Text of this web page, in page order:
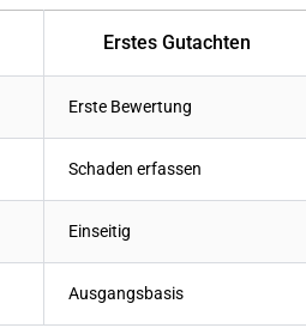
Erstes Gutachten
Erste Bewertung
Schaden erfassen
Einseitig
Ausgangsbasis